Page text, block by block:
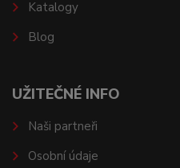
Katalogy
Blog
UŽITEČNÉ INFO
Naši partneři
Osobní údaje